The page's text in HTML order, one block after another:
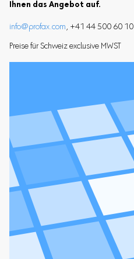
Ihnen das Angebot auf.
info@profax.com, +41 44 500 60 10
Preise für Schweiz exclusive MWST